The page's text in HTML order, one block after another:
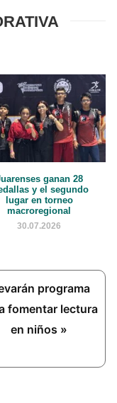
ganan 28
y el segundo
lugar en torneo
macroregional
30.07.2026
programa
fomentar lectura
en niños »